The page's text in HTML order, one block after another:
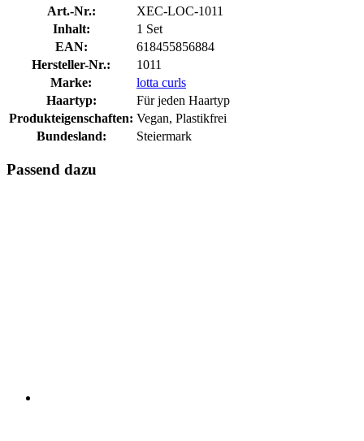
Art.-Nr.:
XEC-LOC-1011
Inhalt:
1 Set
EAN:
618455856884
Hersteller-Nr.:
1011
Marke:
lotta curls
Haartyp:
Für jeden Haartyp
Produkteigenschaften: Vegan, Plastikfrei
Bundesland:
Steiermark
Passend dazu